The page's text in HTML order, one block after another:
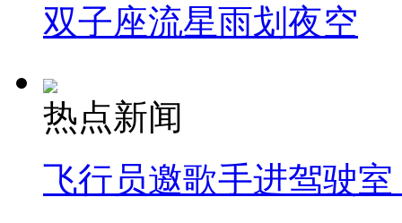
双子座流星雨划夜空
热点新闻
飞行员邀歌手进驾驶